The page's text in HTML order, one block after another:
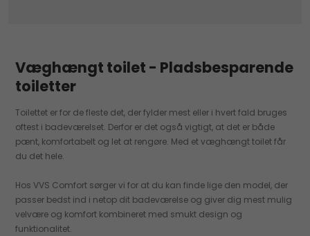
Væghængt toilet - Pladsbesparende
toiletter
Toilettet er for de fleste det, der fylder mest eller i hvert fald bruges
oftest i badeværelset. Derfor er det også vigtigt, at det er både
pænt, komfortabelt og let at rengøre. Med et væghængt toilet får
du det hele.
Hos VVS Comfort sørger vi for at du kan finde lige den model, der
passer bedst ind i netop dit badeværelse og giver dig mest mulig
velvære og komfort kombineret med smukt design og
funktionalitet.